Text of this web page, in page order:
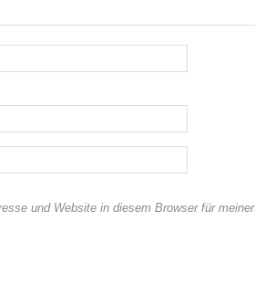
und Website in diesem Browser für